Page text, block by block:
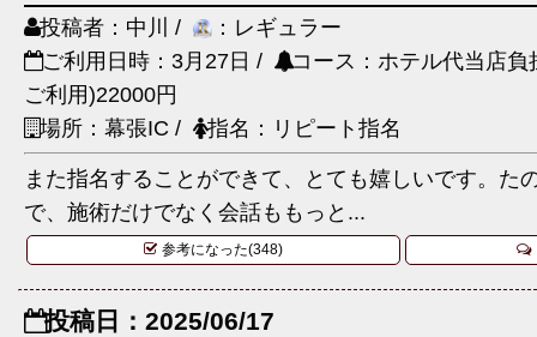
投稿者：中川 /
：レギュラー
ご利用日時：3月27日 /
コース：ホテル代当店
ご利用)22000円
場所：幕張IC /
指名：リピート指名
また指名することができて、とても嬉しいです。た
で、施術だけでなく会話ももっと...
参考になった(348)
投稿日：2025/06/17